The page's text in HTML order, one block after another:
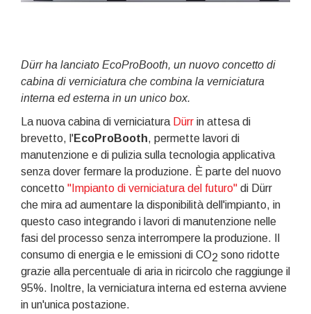
Dürr ha lanciato EcoProBooth, un nuovo concetto di
cabina di verniciatura che combina la verniciatura
interna ed esterna in un unico box.
La nuova cabina di verniciatura Dürr in attesa di
brevetto, l'EcoProBooth, permette lavori di
manutenzione e di pulizia sulla tecnologia applicativa
senza dover fermare la produzione. È parte del nuovo
concetto "Impianto di verniciatura del futuro" di Dürr
che mira ad aumentare la disponibilità dell'impianto, in
questo caso integrando i lavori di manutenzione nelle
fasi del processo senza interrompere la produzione. Il
consumo di energia e le emissioni di CO2 sono ridotte
grazie alla percentuale di aria in ricircolo che raggiunge il
95%. Inoltre, la verniciatura interna ed esterna avviene
in un'unica postazione.